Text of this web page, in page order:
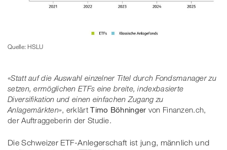
Quelle: HSLU
«Statt auf die Auswahl einzelner Titel durch Fondsmanager zu
setzen, ermöglichen ETFs eine breite, indexbasierte
Diversifikation und einen einfachen Zugang zu
Anlagemärkten», erklärtTimo Böhninger von Finanzen.ch,
der Auftraggeberin der Studie.
Die Schweizer ETF-Anlegerschaft ist jung, männlich und